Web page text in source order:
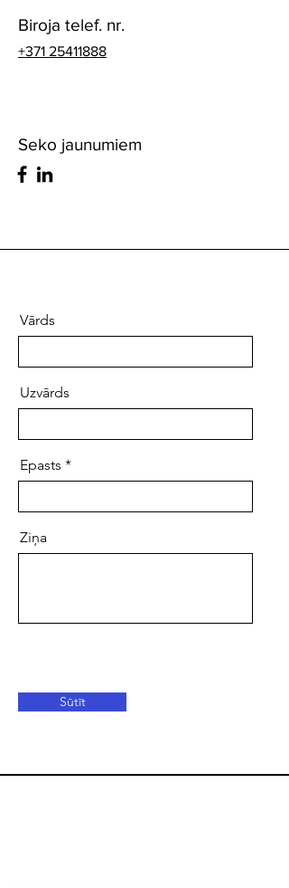
Biroja telef. nr.
+371 25411888
Seko jaunumiem
Vārds
Uzvārds
Epasts
Ziņa
Sūtīt